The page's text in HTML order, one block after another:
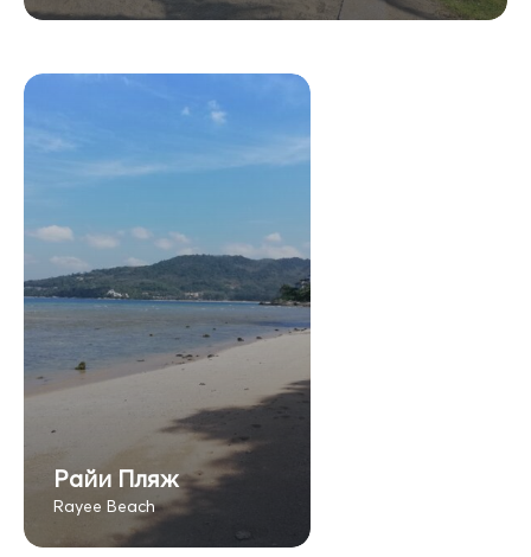
Райи Пляж
Rayee Beach